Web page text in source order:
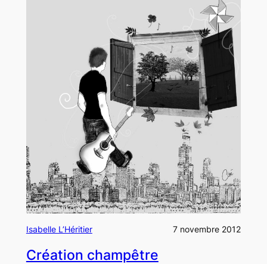
Isabelle L’Héritier 7 novembre 2012
Création champêtre